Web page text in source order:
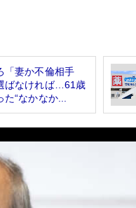
「妻か不倫相手
ばなければ…61歳
た“なかなか...